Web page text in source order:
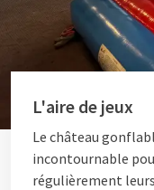
L'aire de jeux
Le château
incontournable
régulièrement